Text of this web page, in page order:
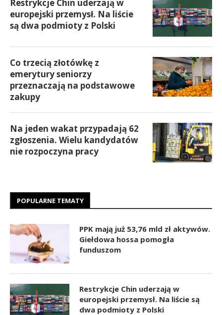
Restrykcje Chin uderzają w
europejski przemysł. Na liście
są dwa podmioty z Polski
Co trzecią złotówkę z
emerytury seniorzy
przeznaczają na podstawowe
zakupy
Na jeden wakat przypadają 62
zgłoszenia. Wielu kandydatów
nie rozpoczyna pracy
POPULARNE TEMATY
PPK mają już 53,76 mld zł aktywów.
Giełdowa hossa pomogła
funduszom
Restrykcje Chin uderzają w
europejski przemysł. Na liście są
dwa podmioty z Polski